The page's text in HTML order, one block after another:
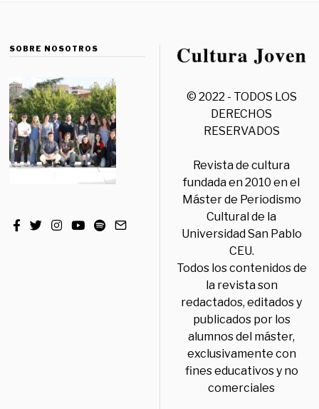
SOBRE NOSOTROS
© 2022 - TODOS LOS
DERECHOS
RESERVADOS
Revista de cultura
fundada en 2010 en el
Máster de Periodismo
Cultural de la
Universidad San Pablo
CEU.
Todos los contenidos de
la revista son
redactados, editados y
publicados por los
alumnos del máster,
exclusivamente con
fines educativos y no
comerciales